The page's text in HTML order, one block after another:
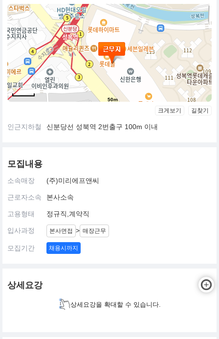
50m
크게보기 길찾기
인근지하철 신분당선 성북역 2번출구 100m 이내
모집내용
소속매장 (주)미리에프앤씨
근로자소속 본사소속
고용형태 정규직,계약직
입사과정 본사면접 > 매장근무
모집기간 채용시까지
상세요강
상세요강을 확대할 수 있습니다.